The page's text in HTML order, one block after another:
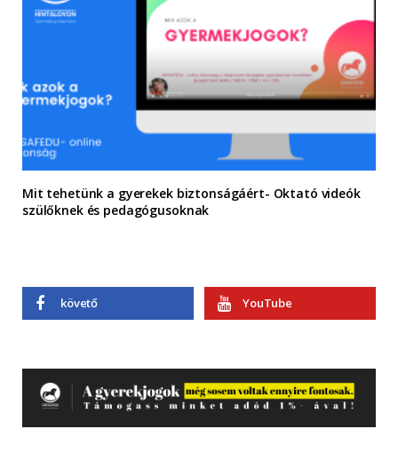
Mit tehetünk a gyerekek biztonságáért- Oktató videók
szülőknek és pedagógusoknak
követő YouTube